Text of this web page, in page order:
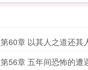
第60章 以其人之道还其
第56章 五年间恐怖的遭